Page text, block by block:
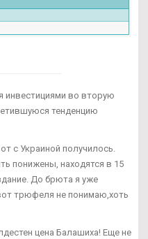
инвестициями во вторую
тенденцию
с Украиной получилось.
понижены, находятся в 15
До брюта я уже
трюфеля не понимаю,хоть
цена Балашиха! Еще не